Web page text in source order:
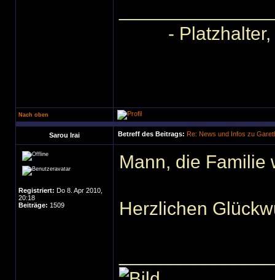
-
Nach oben
Sarou Irai Betreff des Beitrags: Re: News und Infos zu
Registriert: Do 8. Apr 2010,
20:18
Beiträge: 1509
Mann, die
Herzlichen